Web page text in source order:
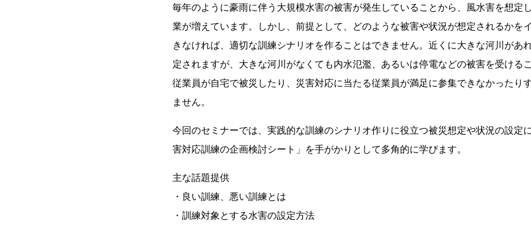
毎年のように豪雨に伴う大規模水害の被害が発生していることから、風水害を想定
業が増えています。しかし、前提として、どのような被害や状況が想定されるかを
きなければ、適切な訓練シナリオを作ることはできません。近くに大きな河川があ
定されますが、大きな河川がなくても内水氾濫、あるいは停電などの被害を受ける
従業員が自宅で被災したり、災害対応に当たる従業員が満足に参集できなかったり
ません。
今回のセミナーでは、実践的な訓練のシナリオ作りに役立つ被災想定や状況の設定
害対応訓練の企画検討シート」を手がかりとして多角的に学びます。
主な話題提供
・良い訓練、悪い訓練とは
・訓練対象とする水害の設定方法